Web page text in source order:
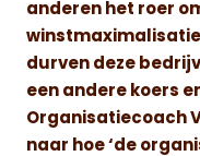
anderen het roer
durven deze
een andere koers
Organisatiecoach
naar hoe ‘de